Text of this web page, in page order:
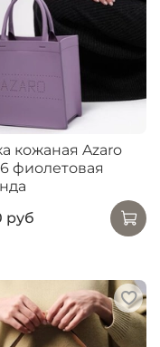
кожаная Azaro
фиолетовая
руб